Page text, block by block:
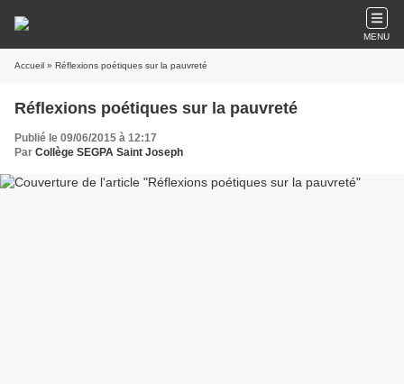
MENU
Accueil » Réflexions poétiques sur la pauvreté
Réflexions poétiques sur la pauvreté
Publié le 09/06/2015 à 12:17
Par Collège SEGPA Saint Joseph